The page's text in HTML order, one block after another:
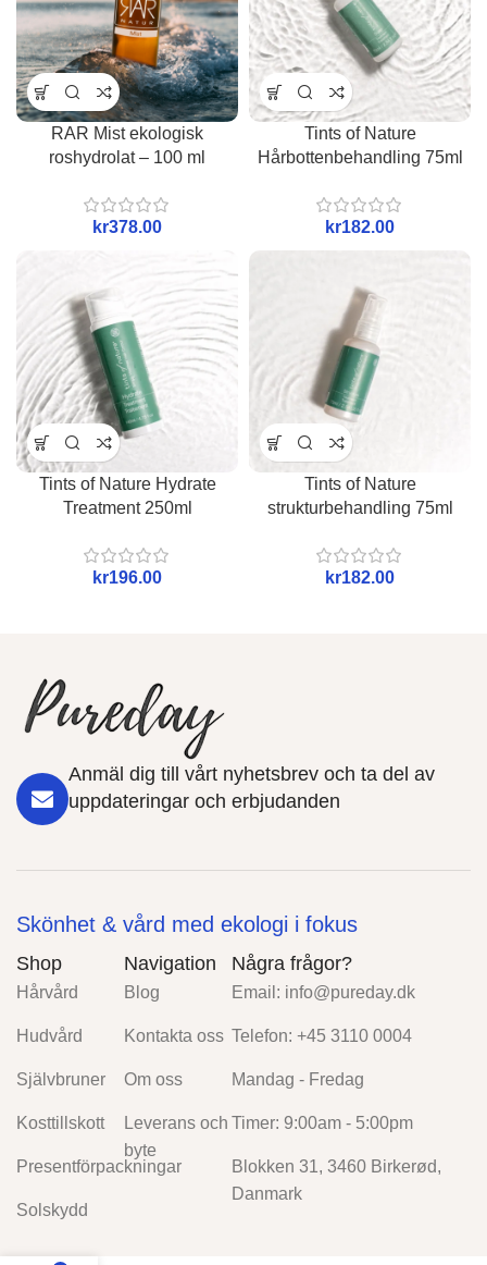
RAR Mist ekologisk
roshydrolat – 100 ml
kr
Tints of Nature
Hårbottenbehandling 75ml
kr
Tints of Nature Hydrate
Treatment 250ml
kr
Tints of Nature
strukturbehandling 75ml
kr
Anmäl dig till vårt nyhetsbrev och ta del av
uppdateringar och erbjudanden
Skönhet & vård med ekologi i fokus
Shop
Hårvård
Hudvård
Självbruner
Kosttillskott
Presentförpackningar
Solskydd
Navigation
Blog
Kontakta oss
Om oss
Leverans och
byte
Några frågor?
Email: info@pureday.dk
Telefon: +45 3110 0004
Mandag - Fredag
Timer: 9:00am - 5:00pm
Blokken 31, 3460 Birkerød,
Danmark